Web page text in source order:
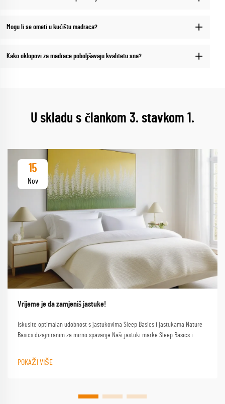
Mogu li se ometi u kućištu madraca?
Kako oklopovi za madrace poboljšavaju kvalitetu sna?
U skladu s člankom 3. stavkom 1.
15
Nov
Vrijeme je da zamjeniš jastuke!
Iskusite optimalan udobnost s jastukovima Sleep Basics i jastukama Nature
Basics dizajniranim za mirno spavanje Naši jastuki marke Sleep Basics i
POKAŽI VIŠE